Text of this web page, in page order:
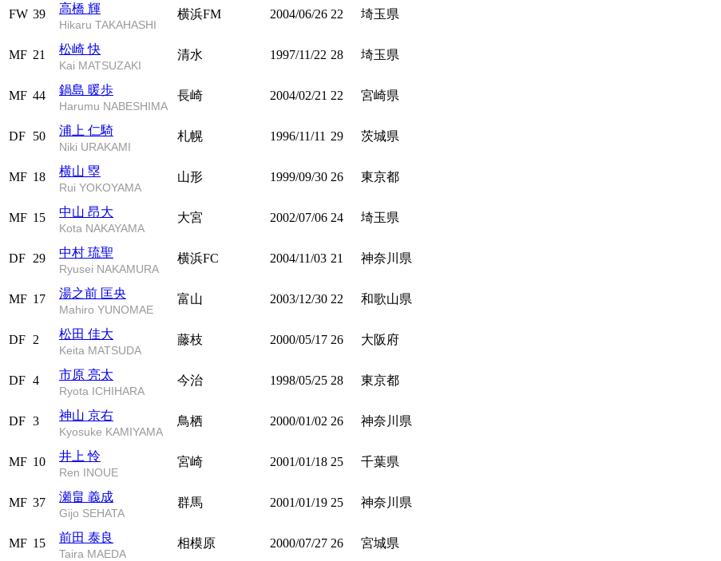
FW 39 高橋 輝
Hikaru TAKAHASHI
横浜FM 2004/06/26 22 埼玉県
MF 21 松崎 快
Kai MATSUZAKI
清水 1997/11/22 28 埼玉県
MF 44 鍋島 暖歩
Harumu NABESHIMA
長崎 2004/02/21 22 宮崎県
DF 50 浦上 仁騎
Niki URAKAMI
札幌 1996/11/11 29 茨城県
MF 18 横山 塁
Rui YOKOYAMA
山形 1999/09/30 26 東京都
MF 15 中山 昂大
Kota NAKAYAMA
大宮 2002/07/06 24 埼玉県
DF 29 中村 琉聖
Ryusei NAKAMURA
横浜FC 2004/11/03 21 神奈川県
MF 17 湯之前 匡央
Mahiro YUNOMAE
富山 2003/12/30 22 和歌山県
DF 2 松田 佳大
Keita MATSUDA
藤枝 2000/05/17 26 大阪府
DF 4 市原 亮太
Ryota ICHIHARA
今治 1998/05/25 28 東京都
DF 3 神山 京右
Kyosuke KAMIYAMA
鳥栖 2000/01/02 26 神奈川県
MF 10 井上 怜
Ren INOUE
宮崎 2001/01/18 25 千葉県
MF 37 瀬畠 義成
Gijo SEHATA
群馬 2001/01/19 25 神奈川県
MF 15 前田 泰良
Taira MAEDA
相模原 2000/07/27 26 宮城県